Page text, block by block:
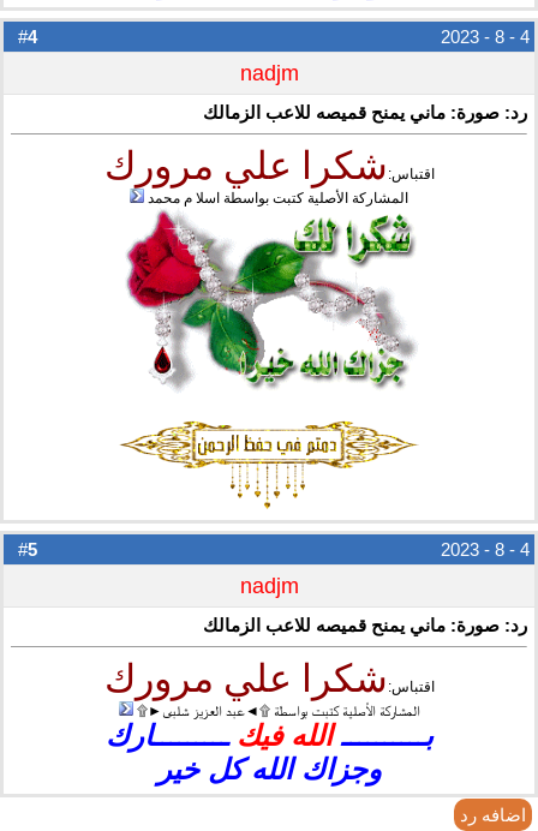
#
4 4 - 8 - 2023
nadjm
رد: صورة: ماني يمنح قميصه للاعب الزمالك
اقتباس: شكرا علي مرورك
المشاركة الأصلية كتبت بواسطة اسلا م محمد
5 4 - 8 - 2023
nadjm
رد: صورة: ماني يمنح قميصه للاعب الزمالك
اقتباس: شكرا علي مرورك
المشاركة الأصلية كتبت بواسطة ۩◄عبد العزيز شلبى►۩
بــــــــــالله فيك ـــــــــارك
وجزاك الله كل خير
اضافه رد